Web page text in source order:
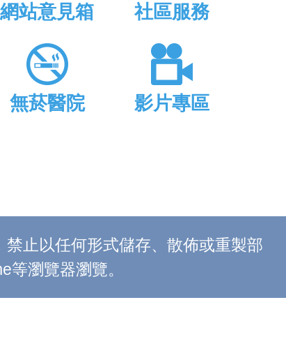
網站意見箱 社區服務
無菸醫院 影片專區
止以任何形式儲存、散佈或重製部
瀏覽器瀏覽。